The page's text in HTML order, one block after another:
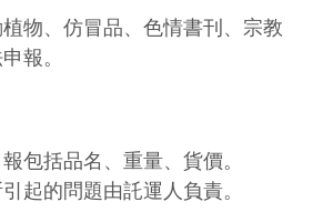
物、仿冒品、色情書刊、宗教
報。
包括品名、重量、貨價。
起的問題由託運人負責。